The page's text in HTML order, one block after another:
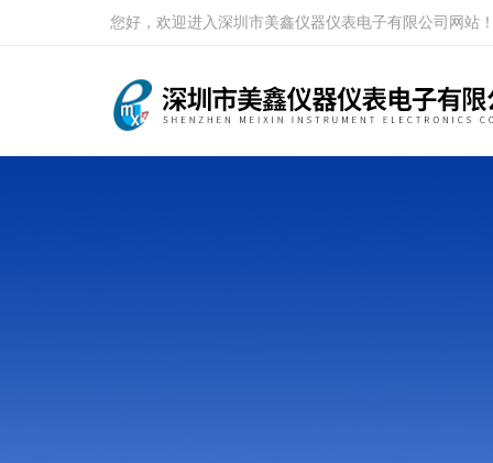
您好，欢迎进入深圳市美鑫仪器仪表电子有限公司网站